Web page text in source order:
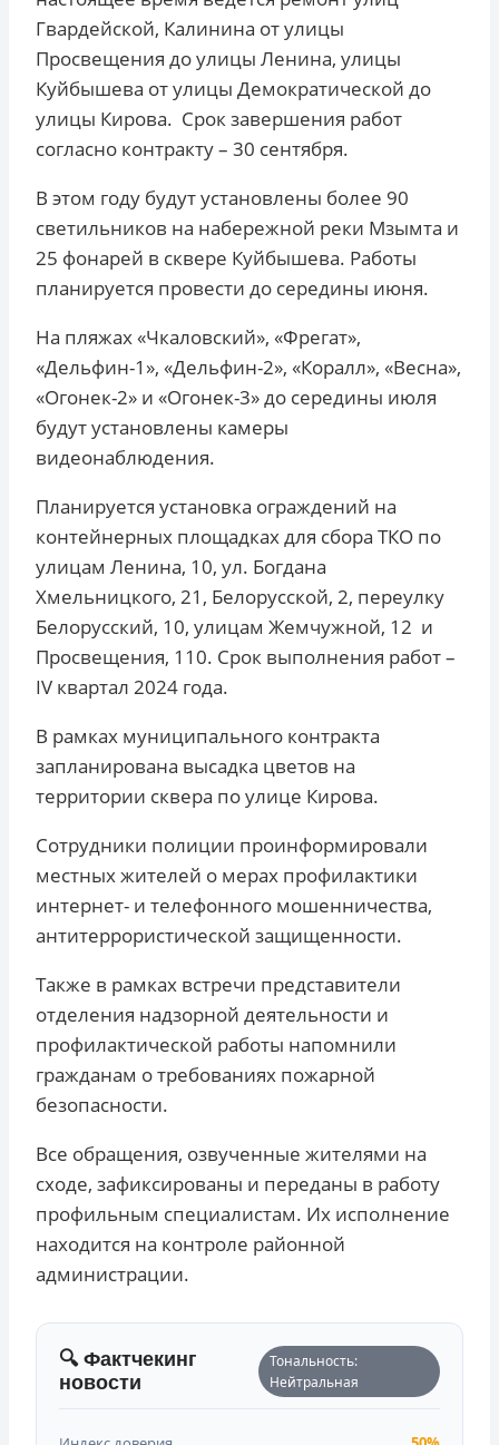
Гвардейской, Калинина от улицы
Просвещения до улицы Ленина, улицы
Куйбышева от улицы Демократической до
улицы Кирова. Срок завершения работ
согласно контракту – 30 сентября.
В этом году будут установлены более 90
светильников на набережной реки Мзымта и
25 фонарей в сквере Куйбышева. Работы
планируется провести до середины июня.
На пляжах «Чкаловский», «Фрегат»,
«Дельфин-1», «Дельфин-2», «Коралл», «Весна»,
«Огонек-2» и «Огонек-3» до середины июля
будут установлены камеры
видеонаблюдения.
Планируется установка ограждений на
контейнерных площадках для сбора ТКО по
улицам Ленина, 10, ул. Богдана
Хмельницкого, 21, Белорусской, 2, переулку
Белорусский, 10, улицам Жемчужной, 12 и
Просвещения, 110. Срок выполнения работ –
IV квартал 2024 года.
В рамках муниципального контракта
запланирована высадка цветов на
территории сквера по улице Кирова.
Сотрудники полиции проинформировали
местных жителей о мерах профилактики
интернет- и телефонного мошенничества,
антитеррористической защищенности.
Также в рамках встречи представители
отделения надзорной деятельности и
профилактической работы напомнили
гражданам о требованиях пожарной
безопасности.
Все обращения, озвученные жителями на
сходе, зафиксированы и переданы в работу
профильным специалистам. Их исполнение
находится на контроле районной
администрации.
🔍 Фактчекинг
новости
Тональность:
Нейтральная